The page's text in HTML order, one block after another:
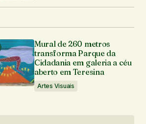
Mural de 260 metros
transforma Parque da
Cidadania em galeria a céu
aberto em Teresina
Artes Visuais